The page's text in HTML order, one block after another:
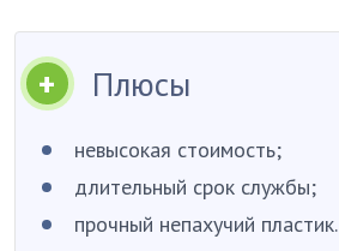
Плюсы
невысокая стоимость;
длительный срок службы;
прочный непахучий пластик.